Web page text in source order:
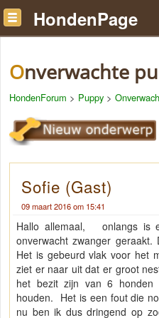
HondenPage
Onverwachte
HondenForum > Puppy >
Sofie (Gast)
09 maart 2016 om 15:41
Hallo allemaal, onlangs is
onverwacht zwanger
Het is gebeurd vlak voor het
ziet er naar uit dat er groot
het bezit zijn van 6 honden
houden. Het is een fout die
nu ben ik dus dringend op